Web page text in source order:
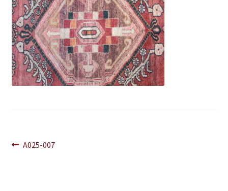
Contacto
Navegación
Anterior:
A025-007